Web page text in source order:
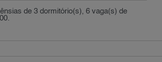
de 3 dormitório(s), 6 vaga(s) de